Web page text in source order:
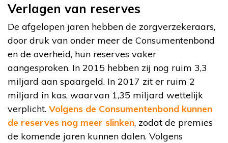
Verlagen van reserves
De afgelopen jaren hebben de zorgverzekeraars,
door druk van onder meer de Consumentenbond
en de overheid, hun reserves vaker
aangesproken. In 2015 hebben zij nog ruim 3,3
miljard aan spaargeld. In 2017 zit er ruim 2
miljard in kas, waarvan 1,35 miljard wettelijk
verplicht. Volgens de Consumentenbond kunnen
de reserves nog meer slinken, zodat de premies
de komende jaren kunnen dalen. Volgens